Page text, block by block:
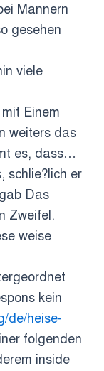
Mannern
gesehen
viele
Einem
weiters das
es, dass…
schlie?lich er
Das
Zweifel.
weise
kein
de/heise-
folgenden
inside